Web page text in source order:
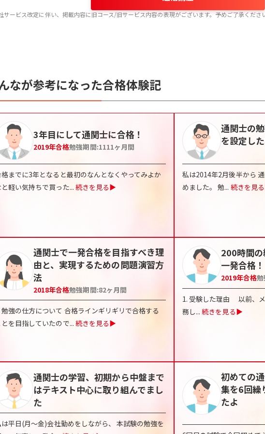
ービス改定に伴い、掲載内容に旧コース/旧サービス内容の表現がございます。予めご了承ください
なが参考になった合格体験記
3年目にして通関士に合格！
2019年合格勉強期間:1111ヶ月間
までに3年となると最初のなんとなくやってみよか
軽い気持ちで買った... 続きを見る▶
通関士の
を設定し
私は2014年2月後半から
めました。 勉... 続きを見
通関士で一発合格を目指すべき理
由と、実現するための問題演習方
法
2018年合格勉強期間:82ヶ月間
強の仕方について 合格ラインギリギリで合格する
を目指していたので... 続きを見る▶
200時間
一発合格！
2019年合格
1. 受験した理由 以前、
務し... 続きを見る▶
通関士の学習、初期から中盤まで
はテキスト中心に取り組んでまし
た
平日(月～金)会社勤めをしながら、 本試験の勉強を
初めての
集を6回繰
たよ